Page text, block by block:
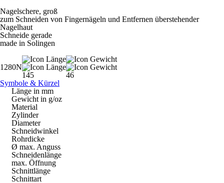
Nagelschere, groß
zum Schneiden von Fingernägeln und Entfernen überstehender
Nagelhaut
Schneide gerade
made in Solingen
1280N
145
46
Symbole & Kürzel
Länge in mm
Gewicht in g/oz
Material
Zylinder
Diameter
Schneidwinkel
Rohrdicke
Ø max. Anguss
Schneidenlänge
max. Öffnung
Schnittlänge
Schnittart